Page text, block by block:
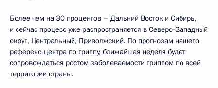
Более чем на 30 процентов – Дальний Восток и Сибирь,
и сейчас процесс уже распространяется в Северо-Западный
округ, Центральный, Приволжский. По прогнозам нашего
референс‑центра по гриппу, ближайшая неделя будет
сопровождаться ростом заболеваемости гриппом по всей
территории страны.